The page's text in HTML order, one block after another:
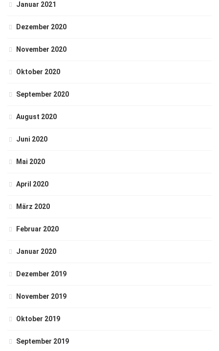
Januar 2021
Dezember 2020
November 2020
Oktober 2020
September 2020
August 2020
Juni 2020
Mai 2020
April 2020
März 2020
Februar 2020
Januar 2020
Dezember 2019
November 2019
Oktober 2019
September 2019